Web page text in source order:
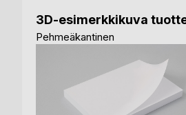
3D-esimerkkikuva
Pehmeäkantinen